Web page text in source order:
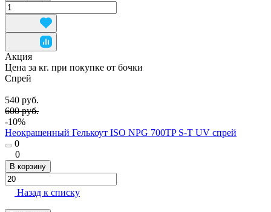
Акция
Цена за кг. при покупке от бочки
Спрей
540 руб.
600 руб.
-10%
Неокрашенный Гелькоут ISO NPG 700TP S-T UV спрей
0
0
В корзину
Назад к списку